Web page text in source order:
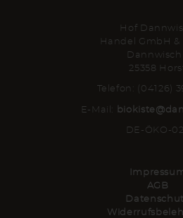
Hof
Handel GmbH &
Dannwisch
25358
Telefon: (04126)
E-Mail:
DE-ÖKO-
AGB